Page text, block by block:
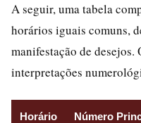
A seguir, uma tabela
horários iguais comuns,
manifestação de desejos.
interpretações
Horário Número